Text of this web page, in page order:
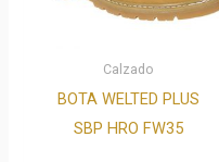
Calzado
BOTA WELTED PLUS
SBP HRO FW35